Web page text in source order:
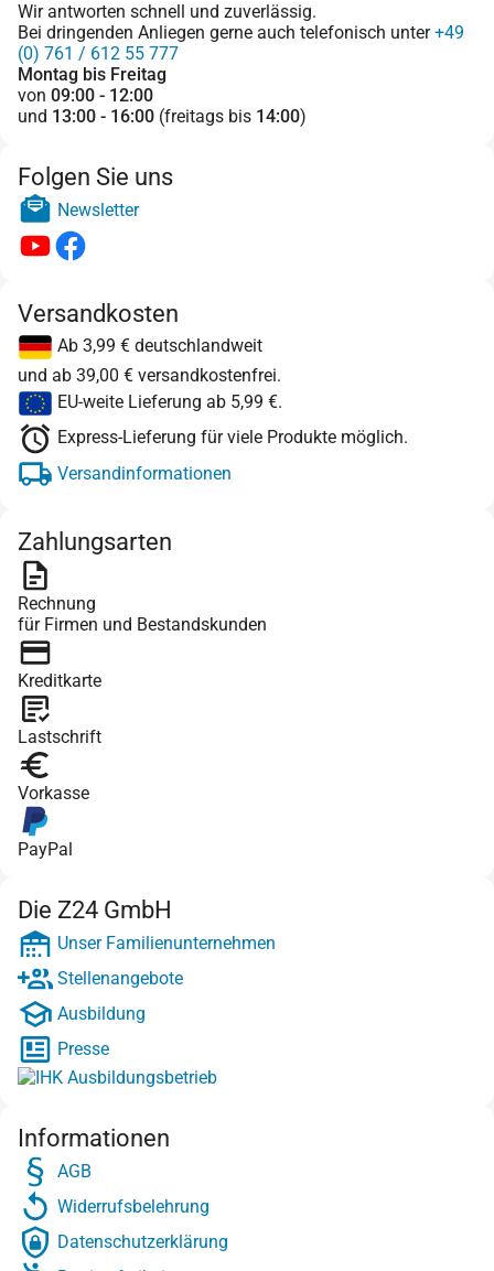
Wir antworten schnell und zuverlässig.
Bei dringenden Anliegen gerne auch telefonisch unter+49
(0) 761 / 612 55 777
Montag bis Freitag
von 09:00 - 12:00
und 13:00 - 16:00 (freitags bis 14:00)
Folgen Sie uns
Newsletter
Versandkosten
Ab 3,99 € deutschlandweit
und ab 39,00 € versandkostenfrei.
EU-weite Lieferung ab 5,99 €.
Express-Lieferung für viele Produkte möglich.
Versandinformationen
Zahlungsarten
Rechnung
für Firmen und Bestandskunden
Kreditkarte
Lastschrift
Vorkasse
PayPal
Die Z24 GmbH
Unser Familienunternehmen
Stellenangebote
Ausbildung
Presse
Informationen
AGB
Widerrufsbelehrung
Datenschutzerklärung